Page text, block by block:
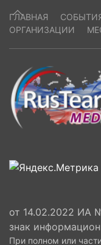
ГЛАВНАЯ
ОРГАНИЗАЦИИ
от 14.02.2022 ИА
знак
При полном или